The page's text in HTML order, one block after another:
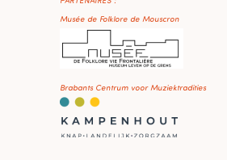
Musée de Folklore de Mouscron
Brabants Centrum voor Muziektradities